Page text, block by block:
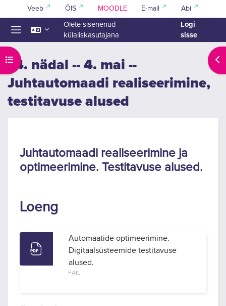
Jäta vahele peasisuni
Veeb ÕIS MOODLE E-mail Abi
Olete sisenenud
külaliskasutajana
Logi
sisse
Ava kursuse sisukord
14. nädal -- 4. mai --
Juhtautomaadi realiseerimine,
testitavuse alused
Section outline
Juhtautomaadi realiseerimine ja
optimeerimine. Testitavuse alused.
Loeng
Automaatide optimeerimine.
Digitaalsüsteemide testitavuse
alused.
FAIL